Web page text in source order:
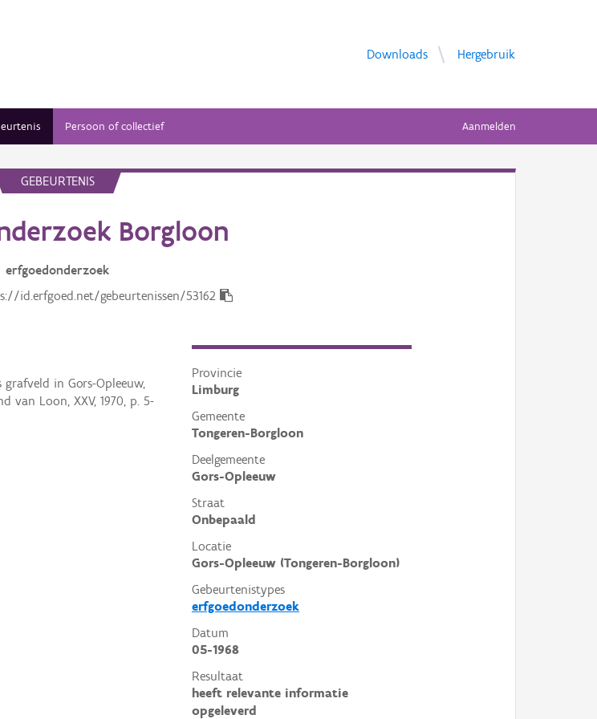
Downloads Hergebruik
Persoon of collectief Aanmelden
GEBEURTENIS
Borgloon
erfgoedonderzoek
id.erfgoed.net/gebeurtenissen/53162
Provincie
Limburg
Gemeente
Tongeren-Borgloon
Deelgemeente
Gors-Opleeuw
Straat
Onbepaald
Locatie
Gors-Opleeuw (Tongeren-Borgloon)
Gebeurtenistypes
erfgoedonderzoek
Datum
05-1968
Resultaat
heeft relevante informatie
opgeleverd
grafveld in Gors-Opleeuw,
van Loon, XXV, 1970, p. 5-